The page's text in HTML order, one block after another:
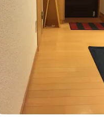
от 5, 1724 отзива